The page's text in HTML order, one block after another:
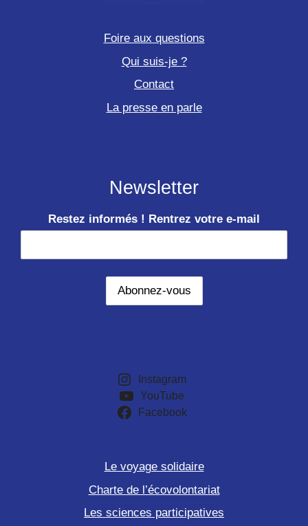
Foire aux questions
Qui suis-je ?
Contact
La presse en parle
Newsletter
Restez informés ! Rentrez votre e-mail
Instagram
YouTube
Facebook
Le voyage solidaire
Charte de l’écovolontariat
Les sciences participatives